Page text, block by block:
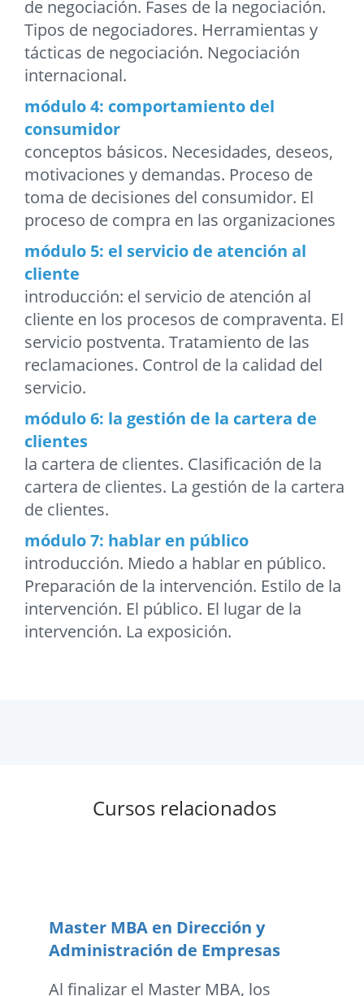
de negociación. Fases de la negociación.
Tipos de negociadores. Herramientas y
tácticas de negociación. Negociación
internacional.
módulo 4: comportamiento del
consumidor
conceptos básicos. Necesidades, deseos,
motivaciones y demandas. Proceso de
toma de decisiones del consumidor. El
proceso de compra en las organizaciones
módulo 5: el servicio de atención al
cliente
introducción: el servicio de atención al
cliente en los procesos de compraventa. El
servicio postventa. Tratamiento de las
reclamaciones. Control de la calidad del
servicio.
módulo 6: la gestión de la cartera de
clientes
la cartera de clientes. Clasificación de la
cartera de clientes. La gestión de la cartera
de clientes.
módulo 7: hablar en público
introducción. Miedo a hablar en público.
Preparación de la intervención. Estilo de la
intervención. El público. El lugar de la
intervención. La exposición.
Cursos relacionados
Master MBA en Dirección y
Administración de Empresas
Al finalizar el Master MBA, los